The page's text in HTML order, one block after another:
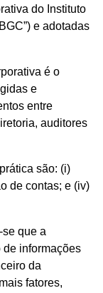
do Instituto
e adotadas
é o
e
entre
auditores
são: (i)
de contas; e (iv)
que a
informações
da
fatores,